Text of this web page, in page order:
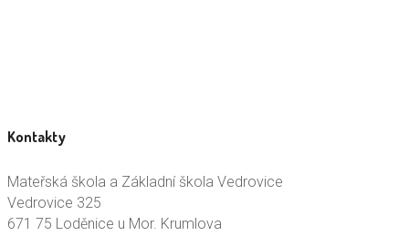
Kontakty
Mateřská škola a Základní škola Vedrovice
Vedrovice 325
671 75 Loděnice u Mor. Krumlova